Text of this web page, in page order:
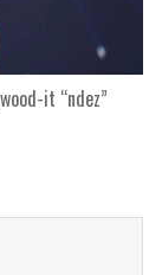
it “ndez”